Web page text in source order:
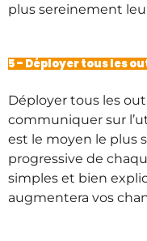
plus sereinement
5 – Déployer tous les
Déployer tous les
communiquer sur
est le moyen le plus
progressive de
simples et bien
augmentera vos